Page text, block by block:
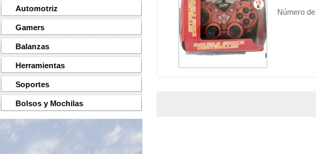
Automotriz
Gamers
Balanzas
Herramientas
Soportes
Bolsos y Mochilas
Número